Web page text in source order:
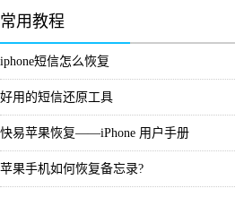
常用教程
iphone短信怎么恢复
好用的短信还原工具
快易苹果恢复——iPhone 用户手册
苹果手机如何恢复备忘录?